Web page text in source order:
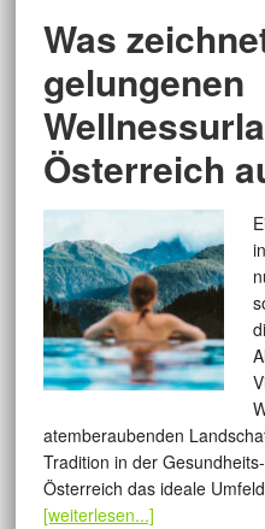
Was
gelungenen
Österreich
atemberaubenden
Tradition in der
Österreich das ideale
[weiterlesen...]